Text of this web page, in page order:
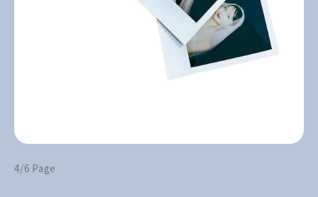
4/6 Page